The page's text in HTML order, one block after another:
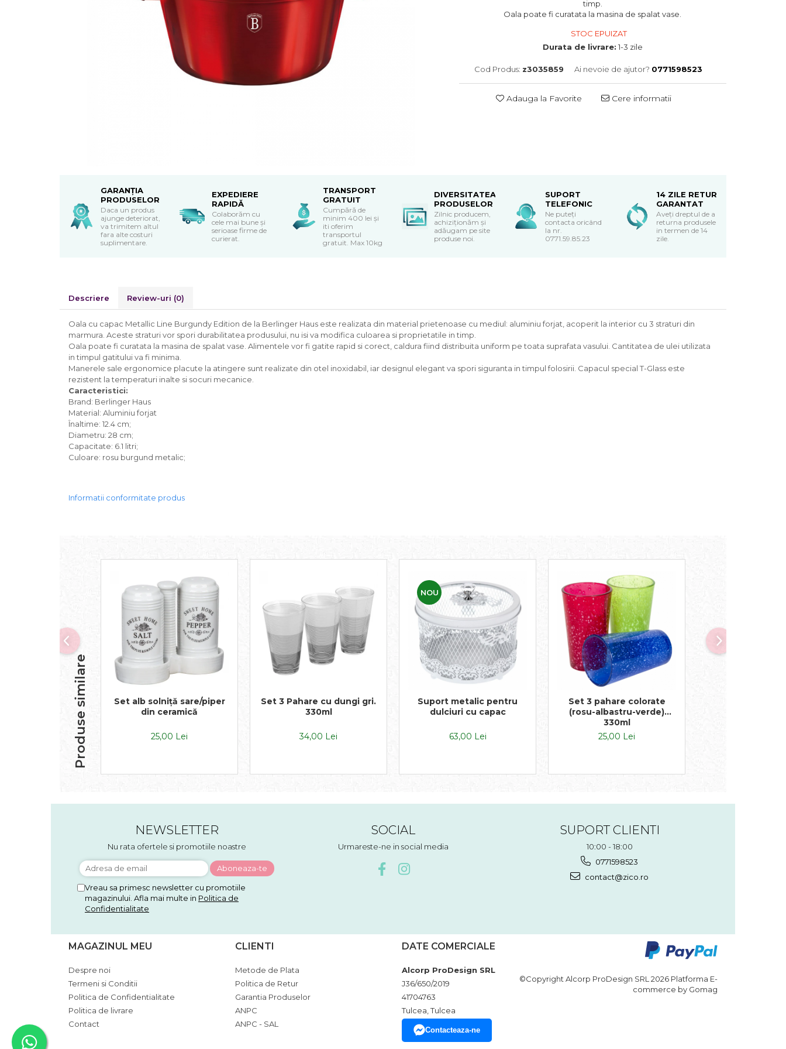
timp.
Oala poate fi curatata la masina de spalat vase.
STOC EPUIZAT
Durata de livrare: 1-3 zile
Cod Produs: z3035859 Ai nevoie de ajutor? 0771598523
Adauga la Favorite Cere informatii
GARANȚIA
PRODUSELOR
Daca un produs
ajunge deteriorat,
va trimitem altul
fara alte costuri
suplimentare.
EXPEDIERE
RAPIDĂ
Colaborăm cu
cele mai bune și
serioase firme de
curierat.
TRANSPORT
GRATUIT
Cumpără de
minim 400 lei și
iti oferim
transportul
gratuit. Max 10kg
DIVERSITATEA
PRODUSELOR
Zilnic producem,
achiziționăm și
adăugam pe site
produse noi.
SUPORT
TELEFONIC
Ne puteți
contacta oricând
la nr.
0771.59.85.23
14 ZILE RETUR
GARANTAT
Aveți dreptul de a
returna produsele
in termen de 14
zile.
Descriere Review-uri (0)
Oala cu capac Metallic Line Burgundy Edition de la Berlinger Haus este realizata din material prietenoase cu mediul: aluminiu forjat, acoperit la interior cu 3 straturi din
marmura. Aceste straturi vor spori durabilitatea produsului, nu isi va modifica culoarea si proprietatile in timp.
Oala poate fi curatata la masina de spalat vase. Alimentele vor fi gatite rapid si corect, caldura fiind distribuita uniform pe toata suprafata vasului. Cantitatea de ulei utilizata
in timpul gatitului va fi minima.
Manerele sale ergonomice placute la atingere sunt realizate din otel inoxidabil, iar designul elegant va spori siguranta in timpul folosirii. Capacul special T-Glass este
rezistent la temperaturi inalte si socuri mecanice.
Caracteristici:
Brand: Berlinger Haus
Material: Aluminiu forjat
Înaltime: 12.4 cm;
Diametru: 28 cm;
Capacitate: 6.1 litri;
Culoare: rosu burgund metalic;
Informatii conformitate produs
Produse similare
Set alb solniță sare/piper
din ceramică
25,00 Lei
Set 3 Pahare cu dungi gri.
330ml
34,00 Lei
NOU
Suport metalic pentru
dulciuri cu capac
63,00 Lei
Set 3 pahare colorate
(rosu-albastru-verde)
330ml
25,00 Lei
NEWSLETTER
Nu rata ofertele si promotiile noastre
Vreau sa primesc newsletter cu promotiile
magazinului. Afla mai multe in Politica de
Confidentialitate
SOCIAL
Urmareste-ne in social media
SUPORT CLIENTI
10:00 - 18:00
0771598523
contact@zico.ro
MAGAZINUL MEU
Despre noi
Termeni si Conditii
Politica de Confidentialitate
Politica de livrare
Contact
CLIENTI
Metode de Plata
Politica de Retur
Garantia Produselor
ANPC
ANPC - SAL
DATE COMERCIALE
Alcorp ProDesign SRL
J36/650/2019
41704763
Tulcea, Tulcea
Contacteaza-ne
©Copyright Alcorp ProDesign SRL 2026 Platforma E-
commerce by Gomag